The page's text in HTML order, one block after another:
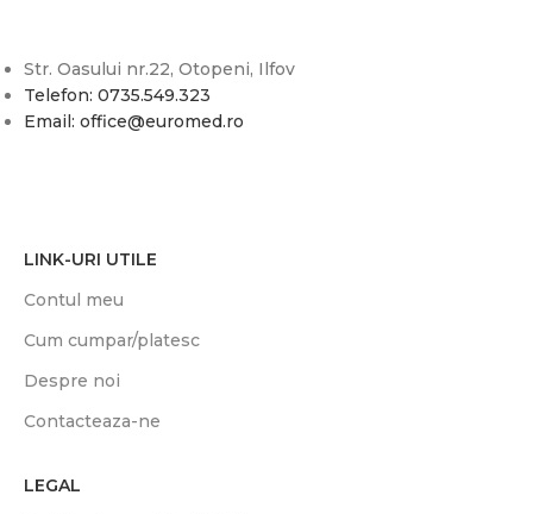
Str. Oasului nr.22, Otopeni, Ilfov
Telefon: 0735.549.323
Email: office@euromed.ro
LINK-URI UTILE
Contul meu
Cum cumpar/platesc
Despre noi
Contacteaza-ne
LEGAL